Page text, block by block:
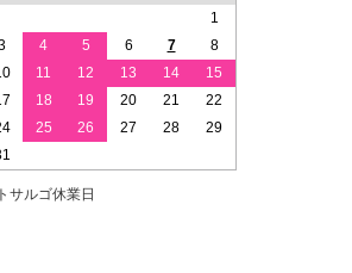
1
4 5 6 7
8
11 12 13 14
15
18 19 20 21
22
25 26 27 28
29
サルゴ休業日